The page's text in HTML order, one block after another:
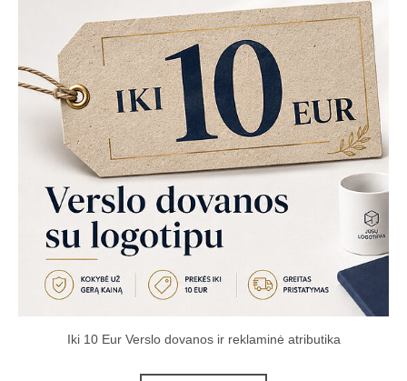
Iki 10 Eur Verslo dovanos ir reklaminė atributika